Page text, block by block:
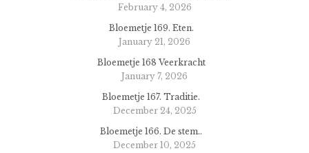
February 4, 2026
Bloemetje 169. Eten.
January 21, 2026
Bloemetje 168 Veerkracht
January 7, 2026
Bloemetje 167. Traditie.
December 24, 2025
Bloemetje 166. De stem..
December 10, 2025